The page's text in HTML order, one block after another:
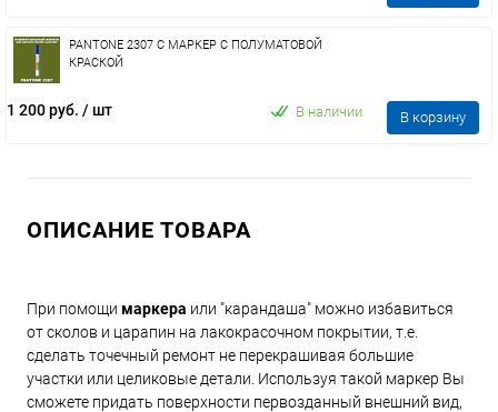
PANTONE 2307 C МАРКЕР С ПОЛУМАТОВОЙ
КРАСКОЙ
1 200 руб. / шт В наличии В корзину
ОПИСАНИЕ ТОВАРА
При помощи маркера или "карандаша" можно избавиться
от сколов и царапин на лакокрасочном покрытии, т.е.
сделать точечный ремонт не перекрашивая большие
участки или целиковые детали. Используя такой маркер Вы
сможете придать поверхности первозданный внешний вид,